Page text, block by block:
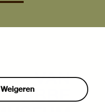
Weigeren